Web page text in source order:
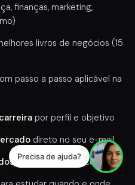
finanças, marketing,
livros de negócios (15
passo a passo aplicável na
por perfil e objetivo
direto no seu e-mail
ao concluir cada curso
Precisa de ajuda?